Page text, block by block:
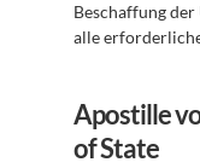
Beschaffung
alle
Apostille
of State